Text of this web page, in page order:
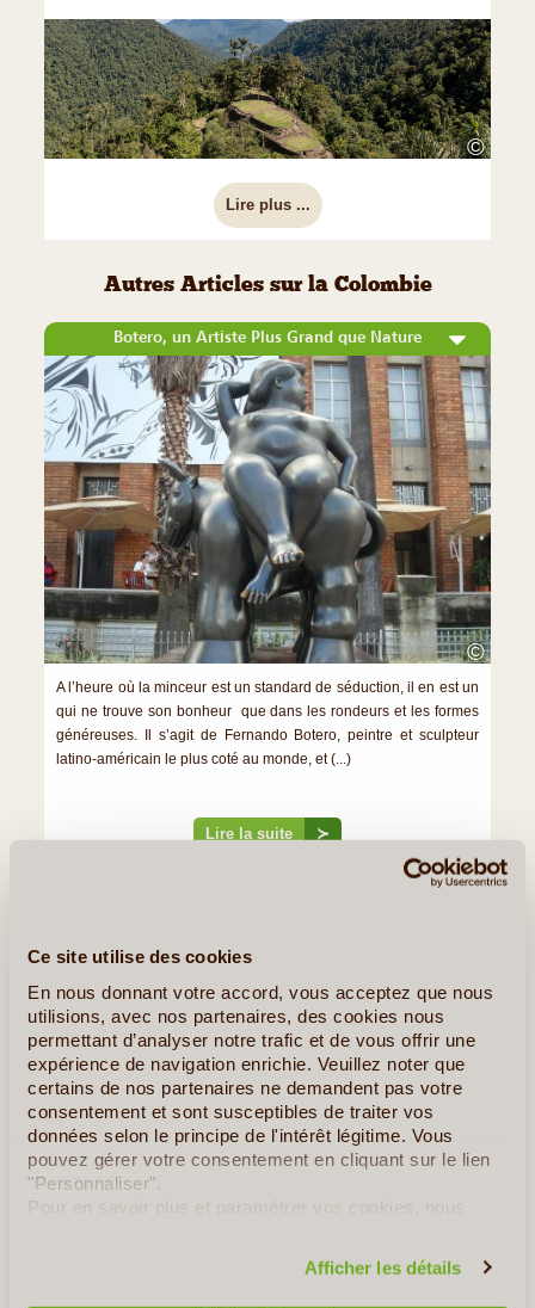
Ce site utilise des cookies
En nous donnant votre accord, vous acceptez que nous
utilisions, avec nos partenaires, des cookies nous
permettant d’analyser notre trafic et de vous offrir une
expérience de navigation enrichie. Veuillez noter que
certains de nos partenaires ne demandent pas votre
consentement et sont susceptibles de traiter vos
données selon le principe de l'intérêt légitime. Vous
pouvez gérer votre consentement en cliquant sur le lien
"Personnaliser".
Pour en savoir plus et paramétrer vos cookies, nous
Afficher les détails
©
Lire plus ...
Autres Articles sur la Colombie
Botero, un Artiste Plus Grand que Nature
©
A l’heure où la minceur est un standard de séduction, il en est un
qui ne trouve son bonheur que dans les rondeurs et les formes
généreuses. Il s’agit de Fernando Botero, peintre et sculpteur
latino-américain le plus coté au monde, et (...)
Lire la suite ≻
Carthagène des Indes, le Joyau Colombien des Caraïbes
Tous les Articles sur la Colombie»
Quelques Idées de Voyages en Colombie
Trésors de Colombie